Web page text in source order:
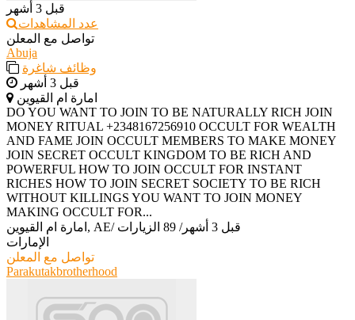
قبل 3 أشهر
عدد المشاهدات
تواصل مع المعلن
Abuja
وظائف شاغرة
قبل 3 أشهر
امارة ام القيوين
‎DO YOU WANT TO JOIN TO BE NATURALLY RICH JOIN
MONEY RITUAL +2348167256910 OCCULT FOR WEALTH
AND FAME JOIN OCCULT MEMBERS TO MAKE MONEY
JOIN SECRET OCCULT KINGDOM TO BE RICH AND
POWERFUL HOW TO JOIN OCCULT FOR INSTANT
RICHES HOW TO JOIN SECRET SOCIETY TO BE RICH
WITHOUT KILLINGS YOU WANT TO JOIN MONEY
MAKING OCCULT FOR...
امارة ام القيوين, AE/ قبل 3 أشهر / 89 الزيارات
الإمارات
تواصل مع المعلن
Parakutakbrotherhood